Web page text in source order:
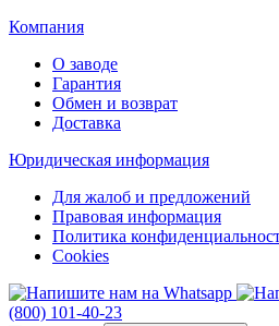
Компания
О заводе
Гарантия
Обмен и возврат
Доставка
Юридическая информация
Для жалоб и предложений
Правовая информация
Политика
Cookies
(800) 101-40-23